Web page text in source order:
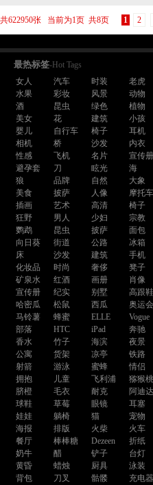
622950张 当前为1页 共8页 1 2
最热标签-Hot Tags
女人
汽车 时装
老虎
水果
彩妆 风景
动物
酒
昆虫 绿色
植物
美女
花 建筑
小孩
婴儿
自行车 椅子
耳机
相机
桥 沙发
内衣
性感
飞机 名片
宣传册
避孕套
刀 眩光
海
狼
品牌 自然
大象
美食
披萨 人像
摩托车
插画
艺术 高清
椅子
狂野
男人 少妇
宗教
鹦鹉
昆虫 披萨
面包
向日葵
街道 公路
冰箱
床
沙发 建筑
手机
化妆品
时尚 奢侈
凳子
矿泉水
红酒 画册
肖像
宣传册
纪实 别墅
高跟鞋
哈密瓜
松鼠 西瓜
奥运会
马铃薯
蜂蜜 ELLE
Vogue
部落
HTC iPad
奔驰
香水
竹子 海滨
夜景
公寓
货架 凉亭
铁路
射箭
游泳 蜜蜂
情侣
拥抱
儿童 飞利浦
猕猴桃
脐橙
毛衣 耐克
阿迪
球鞋
草莓 眼镜
耳塞
娃娃
躺椅 猫
宠物
海报
排版 火柴
火车
餐厅
棒棒糖 Dezeen
折纸
奶牛
醋 铲子
台灯
黄昏
蜡烛 厨具
泳装
背包
刀叉 骷髅
充电器